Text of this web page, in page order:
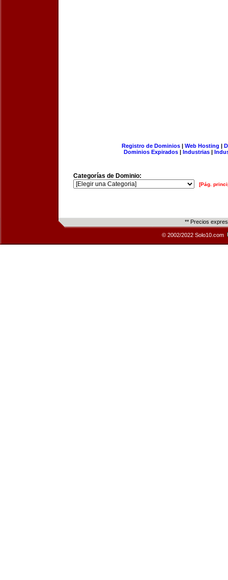
Registro de Dominios| Web Hosting |
Dominios Expirados | Industrias |
Categorías de Dominio:
[Pág.
** Precios
© 2002/2022 Solo10.com